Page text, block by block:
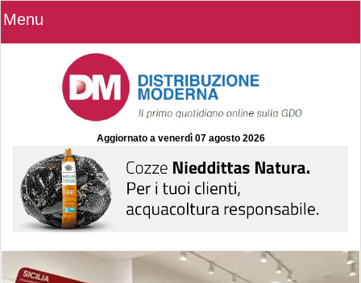
Menu
Aggiornato a venerdì 07 agosto 2026